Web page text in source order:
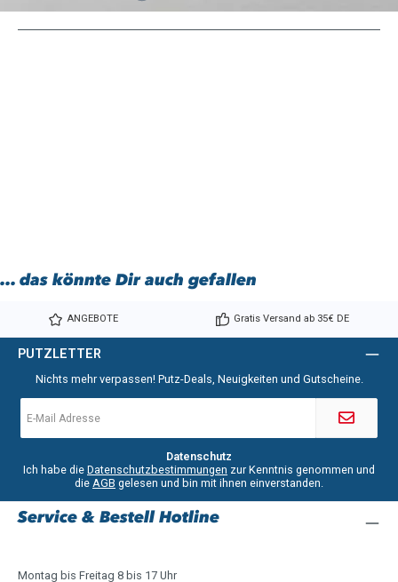
... das könnte Dir auch gefallen
ANGEBOTE Gratis Versand ab 35€ DE
PUTZLETTER
Nichts mehr verpassen! Putz-Deals, Neuigkeiten und Gutscheine.
E-
Mail-
*
Datenschutz
Ich habe die Datenschutzbestimmungen zur Kenntnis genommen und
die AGB gelesen und bin mit ihnen einverstanden.
Service & Bestell Hotline
Montag bis Freitag 8 bis 17 Uhr